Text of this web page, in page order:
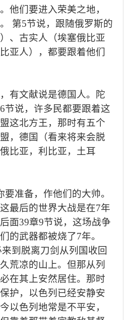
他们要进入荣美之地，
第5节说，跟随俄罗斯的
、古实人（埃塞俄比亚
亚人），都要跟着他们
有文献说是德国人。陀
6节说，许多民都要跟着这
这北方王，那时有五个
，德国（看来将来会脱
比亚，利比亚，土耳
准备，作他们的大帅。
最后的世界大战是在7年
面39章9节说，这场战争
的武器都被烧了7年。
来到脱离刀剑从列国收回
荒凉的山上。但那从列
在其上安然居住。那时
护，以色列已经安静安
以色列地常是不平安，